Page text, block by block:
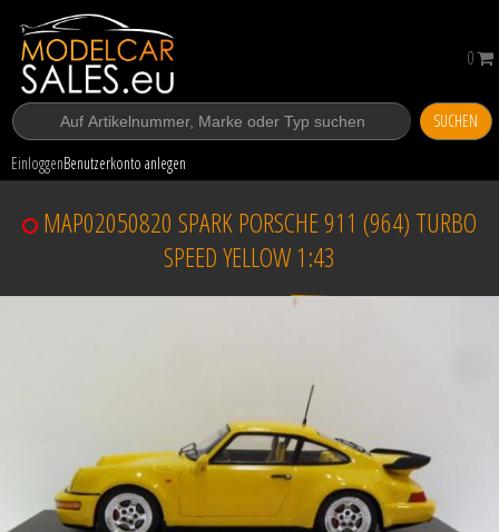
SUCHEN
EinloggenBenutzerkonto anlegen
0
MAP02050820 SPARK PORSCHE 911 (964) TURBO
SPEED YELLOW 1:43